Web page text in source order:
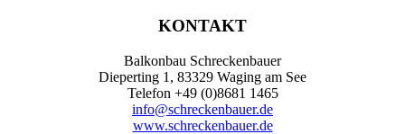
KONTAKT
Balkonbau Schreckenbauer
Dieperting 1, 83329 Waging am See
Telefon +49 (0)8681 1465
info@schreckenbauer.de
www.schreckenbauer.de